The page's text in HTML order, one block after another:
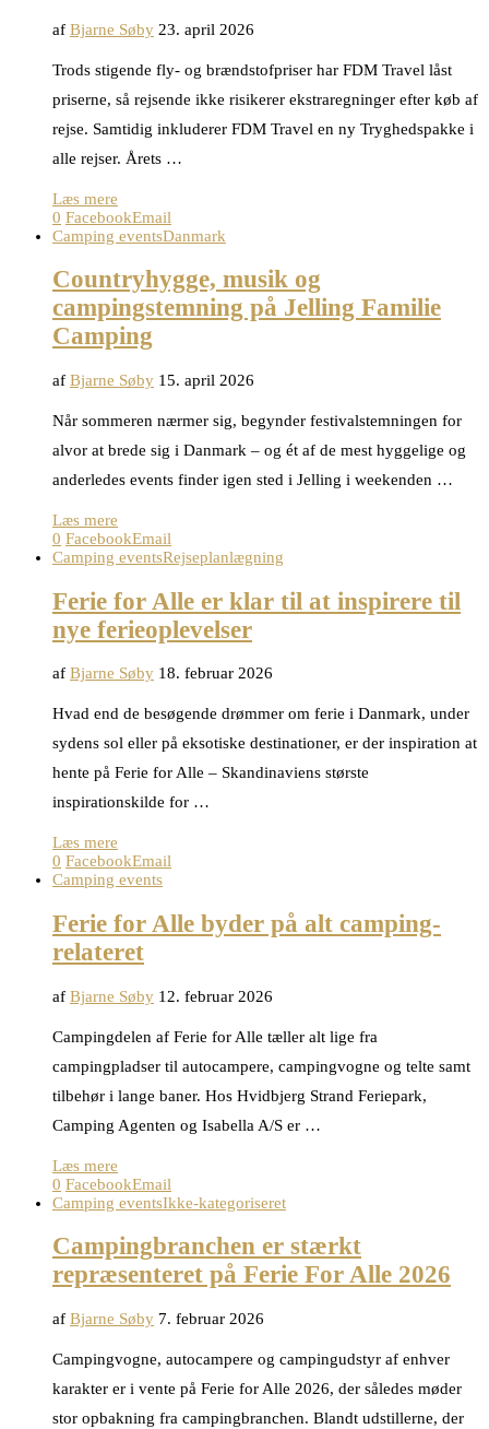
af Bjarne Søby 23. april 2026
Trods stigende fly- og brændstofpriser har FDM Travel låst
priserne, så rejsende ikke risikerer ekstraregninger efter køb af
rejse. Samtidig inkluderer FDM Travel en ny Tryghedspakke i
alle rejser. Årets …
Læs mere
0 FacebookEmail
Camping eventsDanmark
Countryhygge, musik og
campingstemning på Jelling Familie
Camping
af Bjarne Søby 15. april 2026
Når sommeren nærmer sig, begynder festivalstemningen for
alvor at brede sig i Danmark – og ét af de mest hyggelige og
anderledes events finder igen sted i Jelling i weekenden …
Læs mere
0 FacebookEmail
Camping eventsRejseplanlægning
Ferie for Alle er klar til at inspirere til
nye ferieoplevelser
af Bjarne Søby 18. februar 2026
Hvad end de besøgende drømmer om ferie i Danmark, under
sydens sol eller på eksotiske destinationer, er der inspiration at
hente på Ferie for Alle – Skandinaviens største
inspirationskilde for …
Læs mere
0 FacebookEmail
Camping events
Ferie for Alle byder på alt camping-
relateret
af Bjarne Søby 12. februar 2026
Campingdelen af Ferie for Alle tæller alt lige fra
campingpladser til autocampere, campingvogne og telte samt
tilbehør i lange baner. Hos Hvidbjerg Strand Feriepark,
Camping Agenten og Isabella A/S er …
Læs mere
0 FacebookEmail
Camping eventsIkke-kategoriseret
Campingbranchen er stærkt
repræsenteret på Ferie For Alle 2026
af Bjarne Søby 7. februar 2026
Campingvogne, autocampere og campingudstyr af enhver
karakter er i vente på Ferie for Alle 2026, der således møder
stor opbakning fra campingbranchen. Blandt udstillerne, der